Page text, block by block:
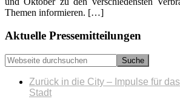
Themen informieren. […]
Seitenspalte
Aktuelle Pressemitteilungen
Webseite
durchsuchen
Zurück in die City – Impulse für
Stadt